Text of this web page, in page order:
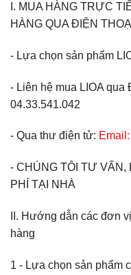
I. MUA HÀNG TRỰC
HÀNG QUA ĐIỆN
- Lựa chọn sản phẩm
- Liên hệ mua LIOA qua
04.33.541.042
- Qua thư điện tử:
- CHÚNG TÔI TƯ VẤN,
PHÍ TẠI NHÀ
II. Hướng dẫn các đơn
hàng
1 - Lựa chọn sản phẩm